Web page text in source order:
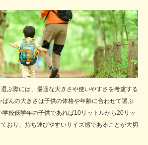
ぶ際には、最適な大きさや使いやすさを考慮する
ばんの大きさは子供の体格や年齢に合わせて選ぶ
学校低学年の子供であれば10リットルから20リッ
おり、持ち運びやすいサイズ感であることが大切